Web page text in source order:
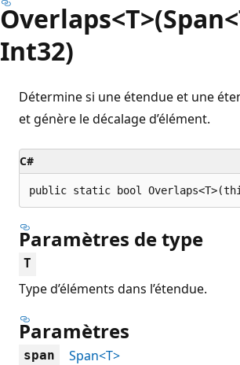
Int32)
Détermine si une étendue et une
et génère le décalage d’élément.
C#
public static bool
Paramètres de type
T
Type d’éléments dans l’étendue.
Paramètres
span
Span<T>